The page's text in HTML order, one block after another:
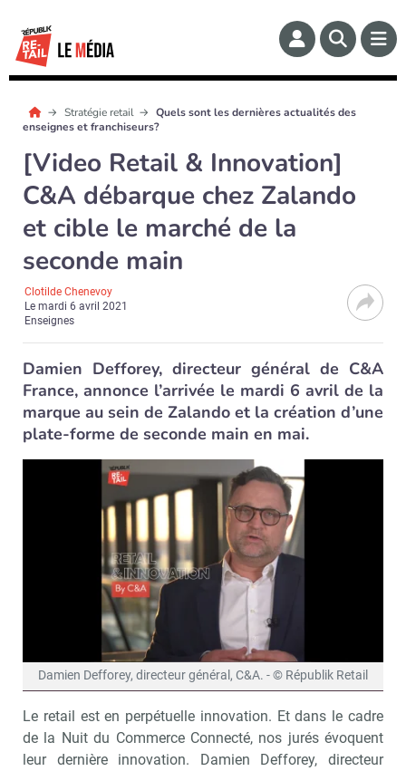
Stratégie retail
Quels sont les dernières actualités des
enseignes et franchiseurs?
[Video Retail & Innovation]
C&A débarque chez Zalando
et cible le marché de la
seconde main
Clotilde Chenevoy
Lemardi 6 avril 2021
Enseignes
Damien Defforey, directeur général de C&A
France, annonce l’arrivée le mardi 6 avril de la
marque au sein de Zalando et la création d’une
plate-forme de seconde main en mai.
Damien Defforey, directeur général, C&A. - © Républik Retail
Le retail est en perpétuelle innovation. Et dans le cadre
de la Nuit du Commerce Connecté, nos jurés évoquent
leur dernière innovation. Damien Defforey, directeur